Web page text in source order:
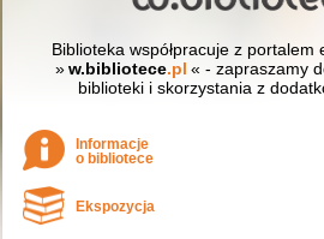
Biblioteka współpracuje z portalem
» w.bibliotece.pl « - zapraszamy
biblioteki i skorzystania z
Informacje
o bibliotece
Ekspozycja